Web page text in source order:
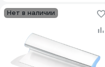
Нет в наличии